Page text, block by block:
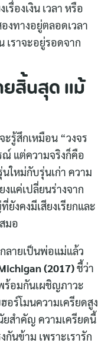
รื่องเงิน เวลา หรือ
งทางอยู่ตลอดเวลา
เราจะอยู่รอดจาก
ยสิ้นสุด แม้
รู้สึกเหมือน “วงจร
แต่ความจริงก็คือ
นใหม่กับรุ่นเก่า ความ
งแค่เปลี่ยนร่างจาก
งคงมีเสียงเรียกและ
มอ
ลายเป็นพ่อแม่แล้ว
(2017)ชี้ว่า
อมกันเผชิญภาวะ
อร์โมนความเครียดสูง
ยสำคัญ ความเครียดนี้
กันข้าม เพราะเรารัก